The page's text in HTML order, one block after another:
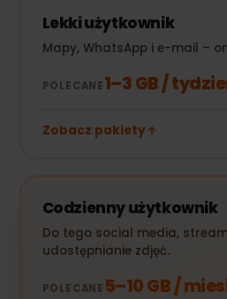
Lekki użytkownik
Mapy, WhatsApp i e-mail –
POLECANE1–3 GB /
Zobacz pakiety
Codzienny użytkownik
Do tego social media,
udostępnianie zdjęć.
POLECANE 5–10 GB /